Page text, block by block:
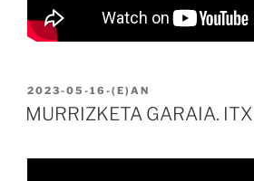
2023-05-16-(E)AN
MURRIZKETA GARAIA.